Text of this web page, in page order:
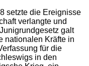
setzte die Ereignisse
verlangte und
galt
nationalen Kräfte in
für die
in den